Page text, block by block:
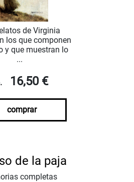
de Virginia
los que componen
y que muestran lo
...
16,50 €
comprar
de la paja
completas